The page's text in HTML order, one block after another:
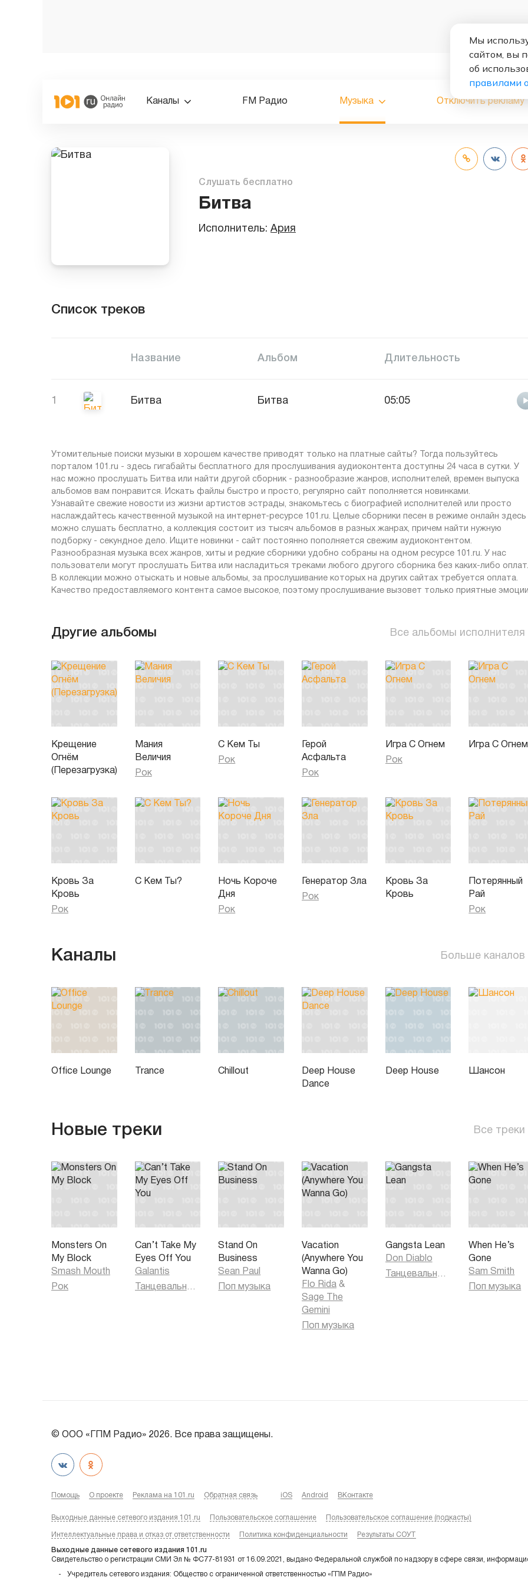
Каналы FM Радио Музыка Отключить рекламу
Слушать бесплатно
Битва
Исполнитель: Ария
Список треков
Название Альбом Длительность
1 Битва Битва 05:05
Утомительные поиски музыки в хорошем качестве приводят только на платные сайты? Тогда пользуйтесь
порталом 101.ru - здесь гигабайты бесплатного для прослушивания аудиоконтента доступны 24 часа в сутки. У
нас можно прослушать Битва или найти другой сборник - разнообразие жанров, исполнителей, времен выпуска
альбомов вам понравится. Искать файлы быстро и просто, регулярно сайт пополняется новинками.
Узнавайте свежие новости из жизни артистов эстрады, знакомьтесь с биографией исполнителей или просто
наслаждайтесь качественной музыкой на интернет-ресурсе 101.ru. Целые сборники песен в режиме онлайн здесь
можно слушать бесплатно, а коллекция состоит из тысяч альбомов в разных жанрах, причем найти нужную
подборку - секундное дело. Ищите новинки - сайт постоянно пополняется свежим аудиоконтентом.
Разнообразная музыка всех жанров, хиты и редкие сборники удобно собраны на одном ресурсе 101.ru. У нас
пользователи могут прослушать Битва или насладиться треками любого другого сборника без каких-либо оплат.
В коллекции можно отыскать и новые альбомы, за прослушивание которых на других сайтах требуется оплата.
Качество предоставляемого контента самое высокое, поэтому прослушивание вызовет только приятные
Другие альбомы Все альбомы исполнителя
Крещение
Огнём
(Перезагрузка)
Мания
Величия
Рок
С Кем Ты
Рок
Герой
Асфальта
Рок
Игра С Огнем
Рок
Игра С Огнем
Кровь За
Кровь
Рок
С Кем Ты?
Ночь Короче
Дня
Рок
Генератор Зла
Рок
Кровь За
Кровь
Потерянный
Рай
Рок
Каналы Больше каналов
Office Lounge Trance Chillout
Deep House
Dance
Deep House Шансон
Новые треки Все треки
Monsters On
My Block
Smash Mouth
Рок
Can’t Take My
Eyes Off You
Galantis
Танцевальная музыка
Stand On
Business
Sean Paul
Поп музыка
Vacation
(Anywhere You
Wanna Go)
Flo Rida &
Sage The
Gemini
Поп музыка
Gangsta Lean
Don Diablo
Танцевальная музыка
When He’s
Gone
Sam Smith
Поп музыка
© ООО «ГПМ Радио» 2026. Все права защищены.
Помощь О проекте Реклама на 101.ru Обратная связь iOS Android ВКонтакте
Выходные данные сетевого издания 101.ru Пользовательское соглашение Пользовательское соглашение (подкасты)
Интеллектуальные права и отказ от ответственности Политика конфиденциальности Результаты СОУТ
Выходные данные сетевого издания 101.ru
Свидетельство о регистрации СМИ Эл № ФС77-81931 от 16.09.2021, выдано Федеральной службой по надзору в сфере связи,
Учредитель сетевого издания: Общество с ограниченной ответственностью «ГПМ Радио»
Мы
сайтом, вы
об
правилами